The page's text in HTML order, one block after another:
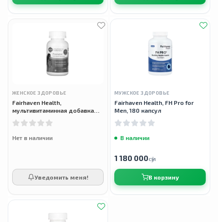
ЖЕНСКОЕ ЗДОРОВЬЕ
Fairhaven Health,
мультивитаминная добавка
для беременных, Prenatal
Multivitamin Supplement, 60
Нет в наличии
Уведомить меня!
МУЖСКОЕ ЗДОРОВЬЕ
Fairhaven Health, FH Pro for
Men, 180 капсул
В наличии
1 180 000сӯм
В корзину